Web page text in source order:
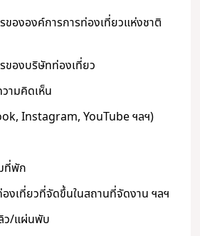
ขององค์การการท่องเที่ยวแห่งชาติ
ของบริษัทท่องเที่ยว
ามคิดเห็น
Instagram, YouTube ฯลฯ)
ที่พัก
งเที่ยวที่จัดขึ้นในสถานที่จัดงาน ฯลฯ
ว/แผ่นพับ